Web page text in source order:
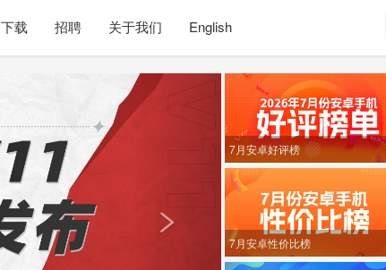
下载 招聘 关于我们 English

7月安卓好评榜
7月安卓性价比榜